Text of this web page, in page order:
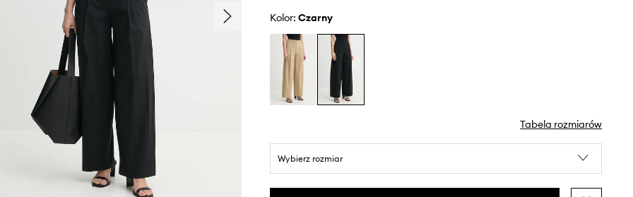
Kolor: czarny
Tabela rozmiarów
Wybierz rozmiar